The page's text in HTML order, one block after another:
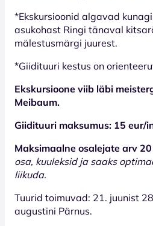
*Ekskursioonid algavad
asukohast Ringi tänaval
mälestusmärgi juurest.
*Giidituuri kestus on
Ekskursioone viib läbi
Meibaum.
Giidituuri maksumus: 15 eur/
Maksimaalne osalejate arv
osa, kuuleksid ja saaks
liikuda.
Tuurid toimuvad: 21. juunist
augustini Pärnus.